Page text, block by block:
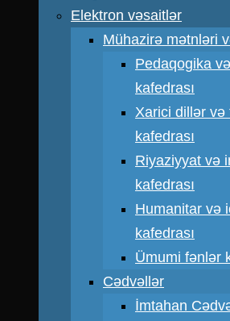
Elektron vəsaitlər
Mühazirə mətnləri
Pedaqogika
kafedrası
Xarici dillər və
kafedrası
Riyaziyyat və
kafedrası
Humanitar və
kafedrası
Ümumi fənlər
Cədvəllər
İmtahan